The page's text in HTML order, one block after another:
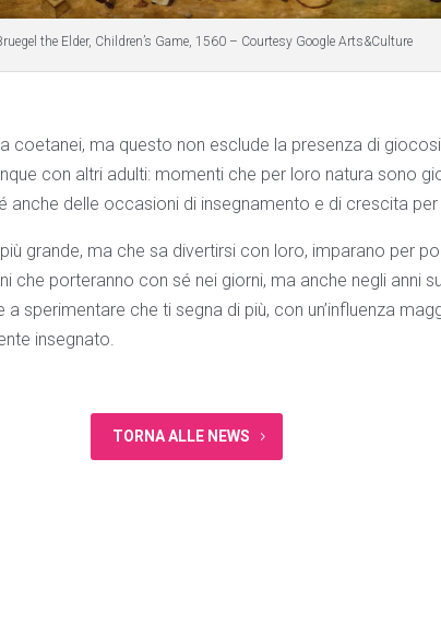
the Elder, Children’s Game, 1560 – Courtesy Google Arts&Culture
coetanei, ma questo non esclude la presenza di
con altri adulti: momenti che per loro natura sono
delle occasioni di insegnamento e di crescita per
grande, ma che sa divertirsi con loro, imparano per
che porteranno con sé nei giorni, ma anche negli anni
a sperimentare che ti segna di più, con un’influenza
insegnato.
TORNA ALLE NEWS